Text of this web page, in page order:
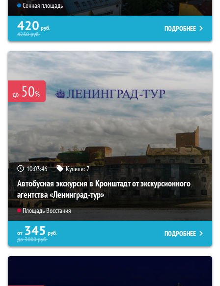
Сенная площадь
420 руб.
4230руб.
ПОДРОБНЕЕ
до 50%
10:03:45 Купили:7
Автобусная экскурсия в Кронштадт от экскурсионного
агентства «Ленинград-тур»
Площадь Восстания
от 345 руб.
до3000руб.
ПОДРОБНЕЕ